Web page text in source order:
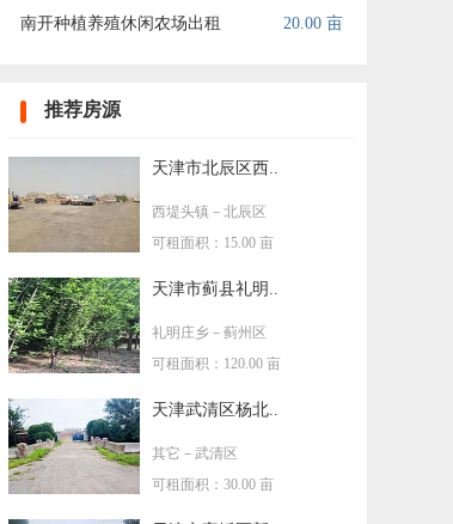
南开种植养殖休闲农场出租
20.00 亩
推荐房源
天津市北辰区西..
西堤头镇 －北辰区
可租面积：15.00 亩
天津市蓟县礼明..
礼明庄乡 －蓟州区
可租面积：120.00 亩
天津武清区杨北..
其它 －武清区
可租面积：30.00 亩